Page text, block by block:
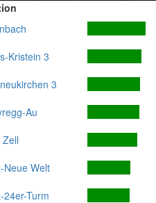
Kristein 3
3
Au
Zell
Neue Welt
24er-Turm